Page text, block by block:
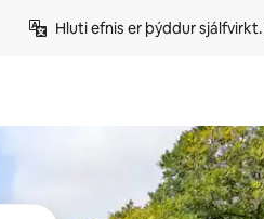
Hluti efnis er þýddur sjálfvirkt.